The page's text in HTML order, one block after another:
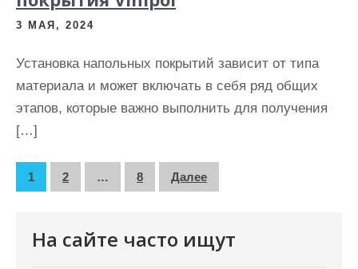
3 МАЯ, 2024
Установка напольных покрытий зависит от типа
материала и может включать в себя ряд общих
этапов, которые важно выполнить для получения
[…]
П
1 2 … 8 Далее
На сайте часто ищут